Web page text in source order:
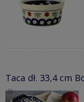
Taca dł. 33,4 cm